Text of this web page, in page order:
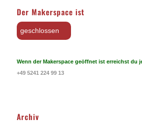
Der Makerspace ist
geschlossen
Wenn der Makerspace geöffnet ist erreichst du
+49 5241 224 99 13
Archiv